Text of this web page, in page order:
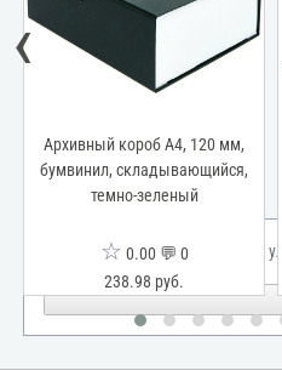
Архивный короб А4, 120 мм,
бумвинил, складывающийся,
темно-зеленый
☆ 0.00 💬 0
238.98 руб.
‹
Мы используем куки для